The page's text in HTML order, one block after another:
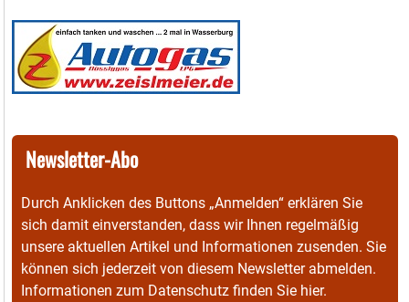
Newsletter-Abo
Durch Anklicken des Buttons „Anmelden“ erklären Sie
sich damit einverstanden, dass wir Ihnen regelmäßig
unsere aktuellen Artikel und Informationen zusenden. Sie
können sich jederzeit von diesem Newsletter abmelden.
Informationen zum Datenschutz finden Sie hier.